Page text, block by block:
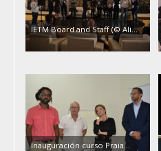
IETM Board and Staff (© Ali…
Inauguración curso Praia…